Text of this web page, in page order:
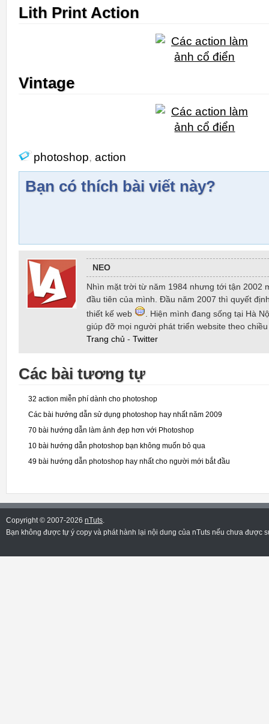
Lith Print Action
Vintage
photoshop, action
Bạn có thích bài viết này?
NEO
Nhìn mặt trời từ năm 1984 nhưng tới tận 2002
đầu tiên của mình. Đầu năm 2007 thì quyết
thiết kế web
. Hiện mình đang sống tại Hà
giúp đỡ mọi người phát triển website theo
Trang chủ - Twitter
Các bài tương tự
32 action miễn phí dành cho photoshop
Các bài hướng dẫn sử dụng photoshop hay nhất năm 2009
70 bài hướng dẫn làm ảnh đẹp hơn với Photoshop
10 bài hướng dẫn photoshop bạn không muốn bỏ qua
49 bài hướng dẫn photoshop hay nhất cho người mới bắt đầu
Copyright © 2007-2026 nTuts.
Bạn không được tự ý copy và phát hành lại nội dung của nTuts nếu chưa được